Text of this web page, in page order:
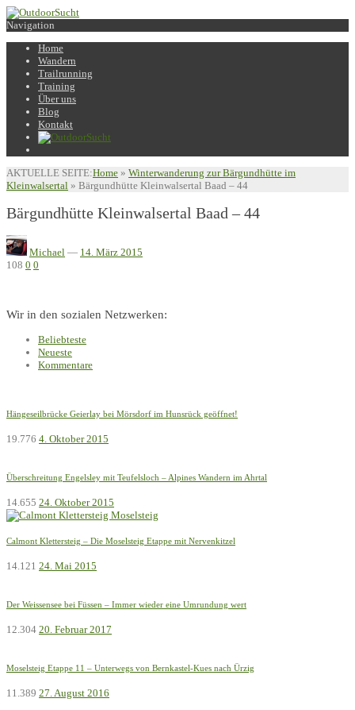
Navigation
Home
Wandern
Trailrunning
Training
Über uns
Blog
Kontakt
AKTUELLE SEITE:Home » Winterwanderung zur Bärgundhütte im
Kleinwalsertal » Bärgundhütte Kleinwalsertal Baad – 44
Bärgundhütte Kleinwalsertal Baad – 44
Michael — 14. März 2015
108 0 0
Wir in den sozialen Netzwerken:
Beliebteste
Neueste
Kommentare
Hängeseilbrücke Geierlay bei Mörsdorf im Hunsrück geöffnet!
19.776 4. Oktober 2015
Überschreitung Engelsley mit Teufelsloch – Alpines Wandern im Ahrtal
14.655 24. Oktober 2015
Calmont Klettersteig – Die Moselsteig Etappe mit Nervenkitzel
14.121 24. Mai 2015
Der Weissensee bei Füssen – Immer wieder eine Umrundung wert
12.304 20. Februar 2017
Moselsteig Etappe 11 – Unterwegs von Bernkastel-Kues nach Ürzig
11.389 27. August 2016